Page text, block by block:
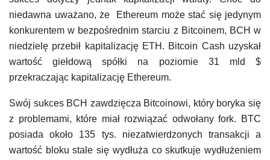
niedawna uważano, że Ethereum może stać się jedynym
konkurentem w bezpośrednim starciu z Bitcoinem, BCH w
niedzielę przebił kapitalizację ETH. Bitcoin Cash uzyskał
wartość giełdową spółki na poziomie 31 mld $
przekraczając kapitalizację Ethereum.
Swój sukces BCH zawdzięcza Bitcoinowi, który boryka się
z problemami, które miał rozwiązać odwołany fork. BTC
posiada około 135 tys. niezatwierdzonych transakcji a
wartość bloku stale się wydłuża co skutkuje wydłużeniem